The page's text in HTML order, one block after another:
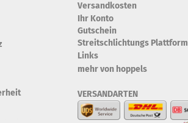
Versandkosten
Ihr Konto
Gutschein
Streitschlichtungs Plattform
Links
mehr von hoppels
VERSANDARTEN